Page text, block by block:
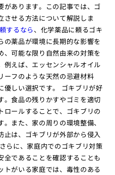
があります。この記事では、ゴ
させる方法について解説しま
するなら、化学薬品に頼るゴキ
の薬品が環境に長期的な影響を
、可能な限り自然由来の対策を
例えば、エッセンシャルオイル
ーフのような天然の忌避材料
優しい選択です。 ゴキブリが好
。食品の残りかすやゴミを適切
ロールすることで、ゴキブリの
また、家の周りの環境整備、
止は、ゴキブリが外部から侵入
らに、家庭内でのゴキブリ対策
全であることを確認することも
トがいる家庭では、毒性のある